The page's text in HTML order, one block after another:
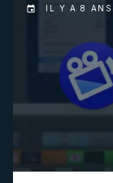
IL Y A 8 ANS